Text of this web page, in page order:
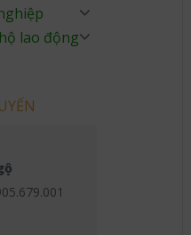
lao động